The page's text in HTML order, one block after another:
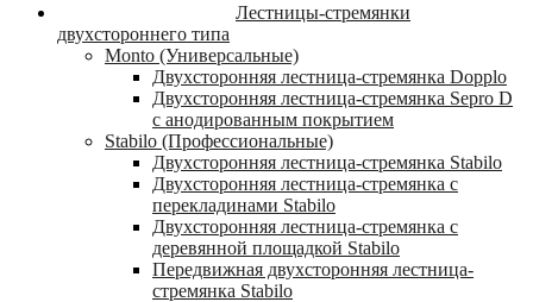
Лестницы-стремянки
двухстороннего типа
Monto (Универсальные)
Двухсторонняя лестница-стремянка Dopplo
Двухсторонняя лестница-стремянка Sepro D
с анодированным покрытием
Stabilo (Профессиональные)
Двухсторонняя лестница-стремянка Stabilo
Двухсторонняя лестница-стремянка с
перекладинами Stabilo
Двухсторонняя лестница-стремянка с
деревянной площадкой Stabilo
Передвижная двухсторонняя лестница-
стремянка Stabilo